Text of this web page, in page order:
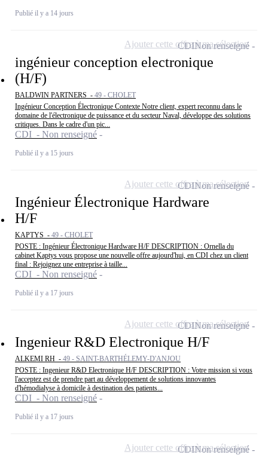
Publié il y a 14 jours
ingénieur conception electronique
(H/F)
BALDWIN PARTNERS - 49 - CHOLET
Ingénieur Conception Électronique Contexte Notre client, expert reconnu dans le
domaine de l'électronique de puissance et du secteur Naval, développe des solutions
critiques. Dans le cadre d'un pic...
CDI - Non renseigné
Publié il y a 15 jours
CDINon renseigné
Ajouter cette offre à ma sélection
Ingénieur Électronique Hardware
H/F
KAPTYS - 49 - CHOLET
POSTE : Ingénieur Électronique Hardware H/F DESCRIPTION : Ornella du
cabinet Kaptys vous propose une nouvelle offre aujourd'hui, en CDI chez un client
final : Rejoignez une entreprise à taille...
CDI - Non renseigné
Publié il y a 17 jours
CDINon renseigné
Ajouter cette offre à ma sélection
Ingenieur R&D Electronique H/F
ALKEMI RH - 49 - SAINT-BARTHÉLEMY-D'ANJOU
POSTE : Ingenieur R&D Electronique H/F DESCRIPTION : Votre mission si vous
l'acceptez est de prendre part au développement de solutions innovantes
d'hémodialyse à domicile à destination des patients...
CDI - Non renseigné
Publié il y a 17 jours
CDINon renseigné
Ajouter cette offre à ma sélection
CDINon renseigné
Ajouter cette offre à ma sélection